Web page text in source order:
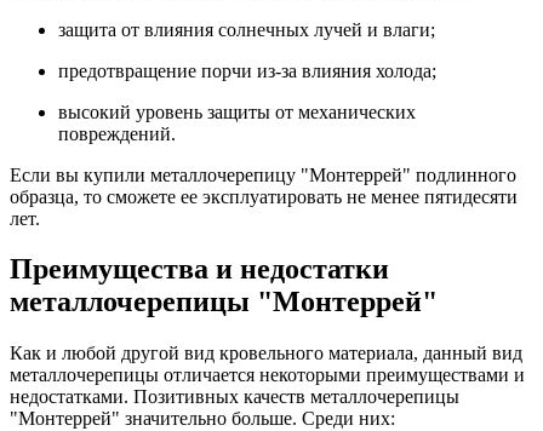
защита от влияния солнечных лучей и влаги;
предотвращение порчи из-за влияния холода;
высокий уровень защиты от механических
повреждений.
Если вы купили металлочерепицу "Монтеррей" подлинного
образца, то сможете ее эксплуатировать не менее пятидесяти
лет.
Преимущества и недостатки
металлочерепицы "Монтеррей"
Как и любой другой вид кровельного материала, данный вид
металлочерепицы отличается некоторыми преимуществами и
недостатками. Позитивных качеств металлочерепицы
"Монтеррей" значительно больше. Среди них: